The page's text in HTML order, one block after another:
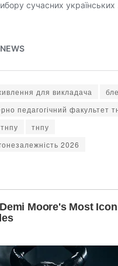
для викладача
педагогічний факультет
тнпу
2026